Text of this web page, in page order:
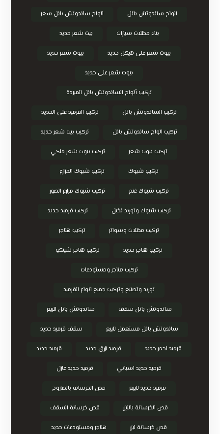
الواح ساندوتش بانل الواح ساندوتش بانل سعر
بناء مظلات سيارات بيت شعر حديد
بيوت شعر على هيكل حديد بيوت شعر حديد
بيوت شعر على حديد
تركيب ألواح الساندوتش بانل المبردة
تركيب الساندوتش بانل تركيب القرميد على الحديد
تركيب الواح ساندوتش بانل تركيب بيت شعر حديد
تركيب بيوت شعر تركيب بيوت شعر ملكي
تركيب شبوك تركيب شبوك المزارع
تركيب شبوك غنم تركيب شبوك مزارع الصور
تركيب شبوك وتوريد نخيل تركيب قرميد حديد
تركيب مظلات وسواتر تركيب هناجر
تركيب هناجر حديد تركيب هناجر شينكو
تركيب هناجر ومستودعات
توريد وتصنيع وتركيب جميع انواع القرميد
ساندوتش بانل سقف ساندوتش بانل للبيع
ساندوتش بانل مستعمل للبيع سقف قرميد حديد
قرميد احمر حديد قرميد ازرق حديد قرميد حديد
قرميد حديد اسباني قرميد حديد عازل
قرميد حديد للبيع قص الخرسانة بالصاروخ
قص الخرسانة بالليزر قص خرسانة السقف
قص خرسانة ليزر هناجر ومستودعات حديد